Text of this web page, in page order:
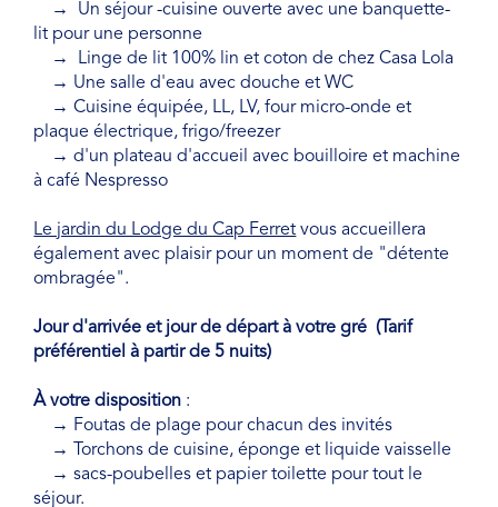
→ Un séjour -cuisine ouverte avec une banquette-
lit pour une personne
→ Linge de lit 100% lin et coton de chez Casa Lola
→ Une salle d'eau avec douche et WC
→ Cuisine équipée, LL, LV, four micro-onde et
plaque électrique, frigo/freezer
→ d'un plateau d'accueil avec bouilloire et machine
à café Nespresso
Le jardin du Lodge du Cap Ferret vous accueillera
également avec plaisir pour un moment de "détente
ombragée".
Jour d'arrivée et jour de départ à votre gré (Tarif
préférentiel à partir de 5 nuits)
À votre disposition :
→ Foutas de plage pour chacun des invités
→ Torchons de cuisine, éponge et liquide vaisselle
→ sacs-poubelles et papier toilette pour tout le
séjour.